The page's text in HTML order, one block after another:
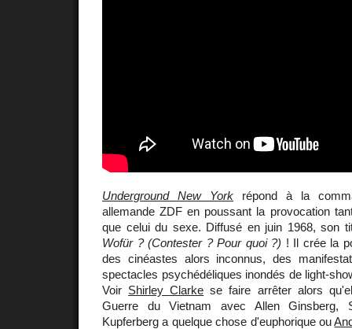
Underground New York répond à la
allemande ZDF en poussant la provocation
que celui du sexe. Diffusé en juin 1968, son
Wofür ? (Contester ? Pour quoi ?) ! Il crée la
des cinéastes alors inconnus, des
spectacles psychédéliques inondés de light-
Voir Shirley Clarke se faire arrêter alors
Guerre du Vietnam avec Allen Ginsberg,
Kupferberg a quelque chose d'euphorique ou